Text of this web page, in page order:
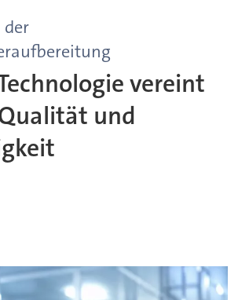
der
vereint
und